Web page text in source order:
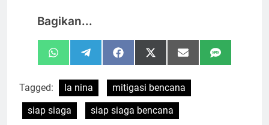
Bagikan...
Share
on
WhatsAppShare
on
TelegramShare
on
FacebookShare
on
X
(Twitter)
Share
on
Email Share
on
SMS
Tagged: la nina
mitigasi bencana
siap siaga
siap siaga bencana